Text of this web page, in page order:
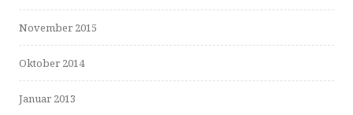
November 2015
Oktober 2014
Januar 2013